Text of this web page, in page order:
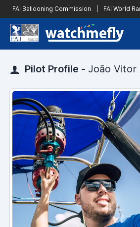
FAI Ballooning Commission FAI World
Pilot Profile - João Vitor